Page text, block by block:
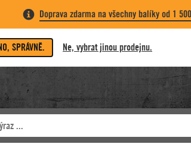
Doprava zdarma na všechny balíky od 1
SPRÁVNĚ. Ne, vybrat jinou prodejnu.